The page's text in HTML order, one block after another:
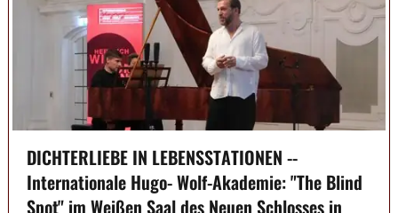
DICHTERLIEBE IN LEBENSSTATIONEN --
Internationale Hugo- Wolf-Akademie: "The Blind
Spot" im Weißen Saal des Neuen Schlosses in